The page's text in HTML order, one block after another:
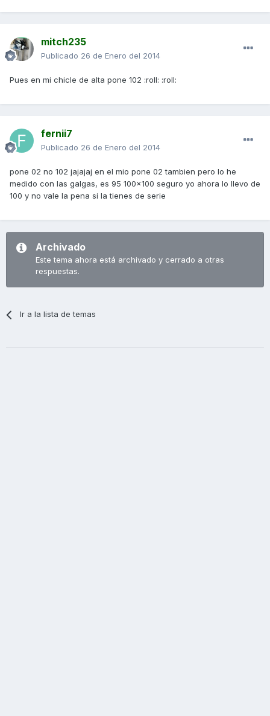
mitch235
Publicado 26 de Enero del 2014
Pues en mi chicle de alta pone 102 :roll: :roll:
fernii7
Publicado 26 de Enero del 2014
pone 02 no 102 jajajaj en el mio pone 02 tambien pero lo he
medido con las galgas, es 95 100x100 seguro yo ahora lo llevo de
100 y no vale la pena si la tienes de serie
Archivado
Este tema ahora está archivado y cerrado a otras
respuestas.
Ir a la lista de temas